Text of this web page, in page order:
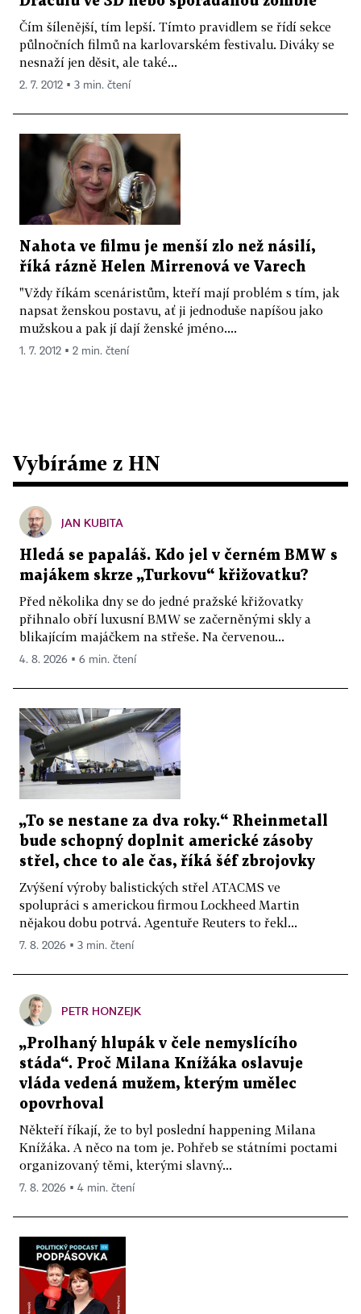
Čím šílenější, tím lepší. Tímto pravidlem se řídí sekce
půlnočních filmů na karlovarském festivalu. Diváky se
nesnaží jen děsit, ale také...
2. 7. 2012 ▪ 3 min. čtení
Nahota ve filmu je menší zlo než násilí,
říká rázně Helen Mirrenová ve Varech
"Vždy říkám scenáristům, kteří mají problém s tím, jak
napsat ženskou postavu, ať ji jednoduše napíšou jako
mužskou a pak jí dají ženské jméno....
1. 7. 2012 ▪ 2 min. čtení
Vybíráme z HN
JAN KUBITA
Hledá se papaláš. Kdo jel v černém BMW s
majákem skrze „Turkovu“ křižovatku?
Před několika dny se do jedné pražské křižovatky
přihnalo obří luxusní BMW se začerněnými skly a
blikajícím majáčkem na střeše. Na červenou...
4. 8. 2026 ▪ 6 min. čtení
„To se nestane za dva roky.“ Rheinmetall
bude schopný doplnit americké zásoby
střel, chce to ale čas, říká šéf zbrojovky
Zvýšení výroby balistických střel ATACMS ve
spolupráci s americkou firmou Lockheed Martin
nějakou dobu potrvá. Agentuře Reuters to řekl...
7. 8. 2026 ▪ 3 min. čtení
PETR HONZEJK
„Prolhaný hlupák v čele nemyslícího
stáda“. Proč Milana Knížáka oslavuje
vláda vedená mužem, kterým umělec
opovrhoval
Někteří říkají, že to byl poslední happening Milana
Knížáka. A něco na tom je. Pohřeb se státními poctami
organizovaný těmi, kterými slavný...
7. 8. 2026 ▪ 4 min. čtení